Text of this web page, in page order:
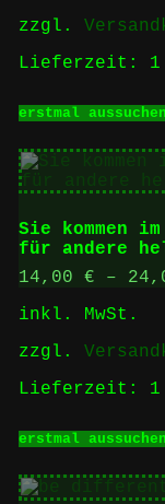
zzgl.
Lieferzeit: 1
erstmal aussuchen
Sie kommen
für andere
14,00 € –
inkl. MwSt.
zzgl.
Lieferzeit: 1
erstmal aussuchen